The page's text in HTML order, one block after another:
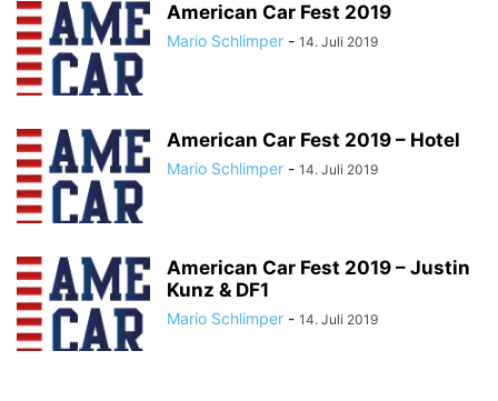
American Car Fest 2019
Mario Schlimper - 14. Juli 2019
American Car Fest 2019 – Hotel
Mario Schlimper - 14. Juli 2019
American Car Fest 2019 – Justin
Kunz & DF1
Mario Schlimper - 14. Juli 2019